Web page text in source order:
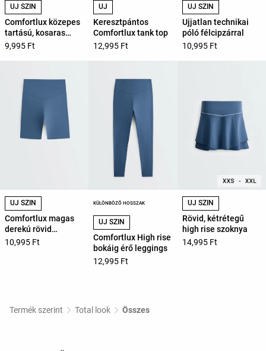
ÚJ SZÍN
Comfortlux közepes
tartású, kosaras
sportmelltartó
9,995 Ft
ÚJ
Keresztpántos
Comfortlux tank top
12,995 Ft
ÚJ SZÍN
Ujjatlan technikai
póló félcipzárral
10,995 Ft
ÚJ SZÍN
Comfortlux magas
derekú rövid
leggings 20 cm
10,995 Ft
KÜLÖNBÖZŐ HOSSZAK
ÚJ SZÍN
Comfortlux High rise
bokáig érő leggings
12,995 Ft
ÚJ SZÍN
Rövid, kétrétegű
high rise szoknya
14,995 Ft
Termék szerint Total look Összes